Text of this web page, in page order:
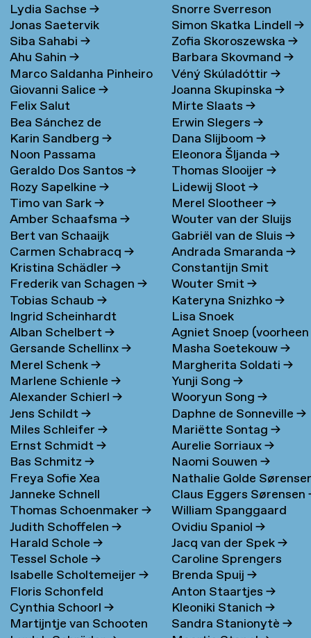
Lydia Sachse→
Jonas Saetervik
Siba Sahabi→
Ahu Sahin→
Marco Saldanha Pinheiro
→
Giovanni Salice→
Felix Salut
Bea Sánchez de
Lamadrid Bayón→
Karin Sandberg→
Noon Passama
Sanpatchayapong→
Geraldo Dos Santos→
Rozy Sapelkine→
Timo van Sark→
Amber Schaafsma→
Bert van Schaaijk
Carmen Schabracq→
Kristina Schädler→
Frederik van Schagen→
Tobias Schaub→
Ingrid Scheinhardt
Alban Schelbert→
Gersande Schellinx→
Merel Schenk→
Marlene Schienle→
Alexander Schierl→
Jens Schildt→
Miles Schleifer→
Ernst Schmidt→
Bas Schmitz→
Freya Sofie Xea
Schneevoigt→
Janneke Schnell
Thomas Schoenmaker→
Judith Schoffelen→
Harald Schole→
Tessel Schole→
Isabelle Scholtemeijer→
Floris Schonfeld
Cynthia Schoorl→
Martijntje van Schooten
Snorre Sverreson
Skarveland Petlund→
Simon Skatka Lindell→
Zofia Skoroszewska→
Barbara Skovmand→
Véný Skúladóttir→
Joanna Skupinska→
Mirte Slaats→
Erwin Slegers→
Dana Slijboom→
Eleonora Šljanda→
Thomas Slooijer→
Lidewij Sloot→
Merel Slootheer→
Wouter van der Sluijs
Gabriël van de Sluis→
Andrada Smaranda→
Constantijn Smit
Wouter Smit→
Kateryna Snizhko→
Lisa Snoek
Agniet Snoep (voorheen
Meijerman)→
Masha Soetekouw→
Margherita Soldati→
Yunji Song→
Wooryun Song→
Daphne de Sonneville→
Mariëtte Sontag→
Aurelie Sorriaux→
Naomi Souwen→
Nathalie Golde
→
Claus Eggers Sørensen
William Spanggaard
Nielsen→
Ovidiu Spaniol→
Jacq van der Spek→
Caroline Sprengers
Brenda Spuij→
Anton Staartjes→
Kleoniki Stanich→
Sandra Stanionytè→